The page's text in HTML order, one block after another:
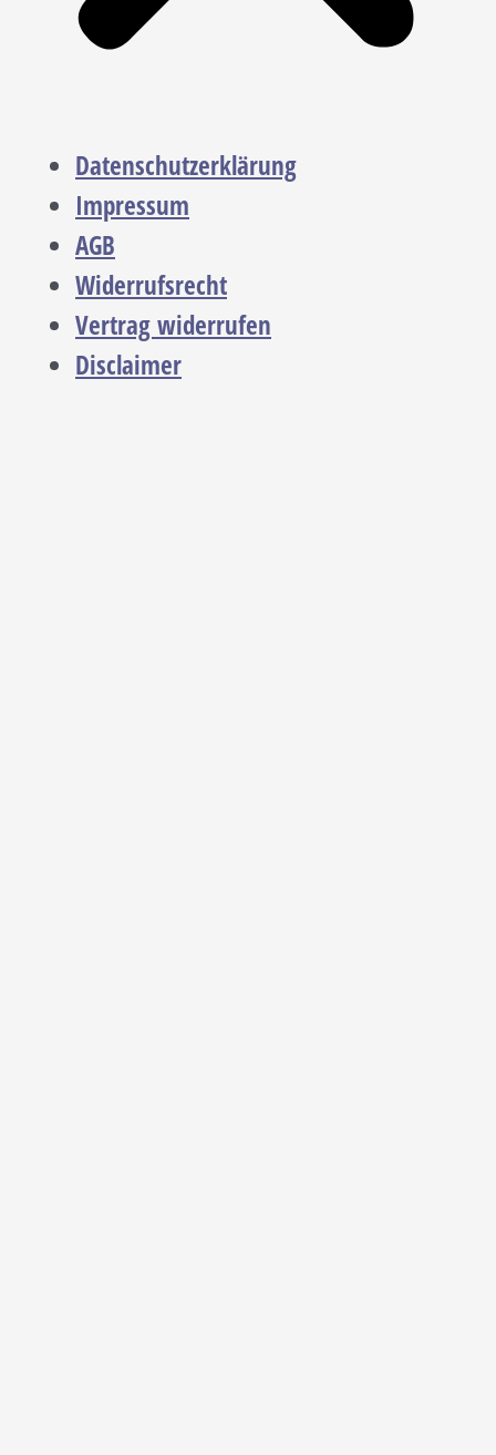
Datenschutzerklärung
Impressum
AGB
Widerrufsrecht
Vertrag widerrufen
Disclaimer